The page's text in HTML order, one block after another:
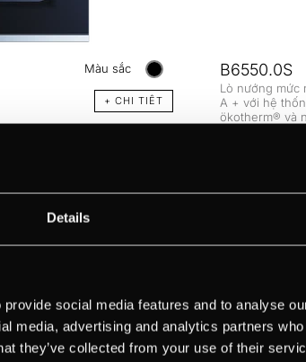
Details
social media features and to analyse
media, advertising and analytics partners
they’ve collected from your use of their
Màu sắc
+ CHI TIÊT
B6550.0S
Lò nướng mức
A + với hệ
ökotherm® và